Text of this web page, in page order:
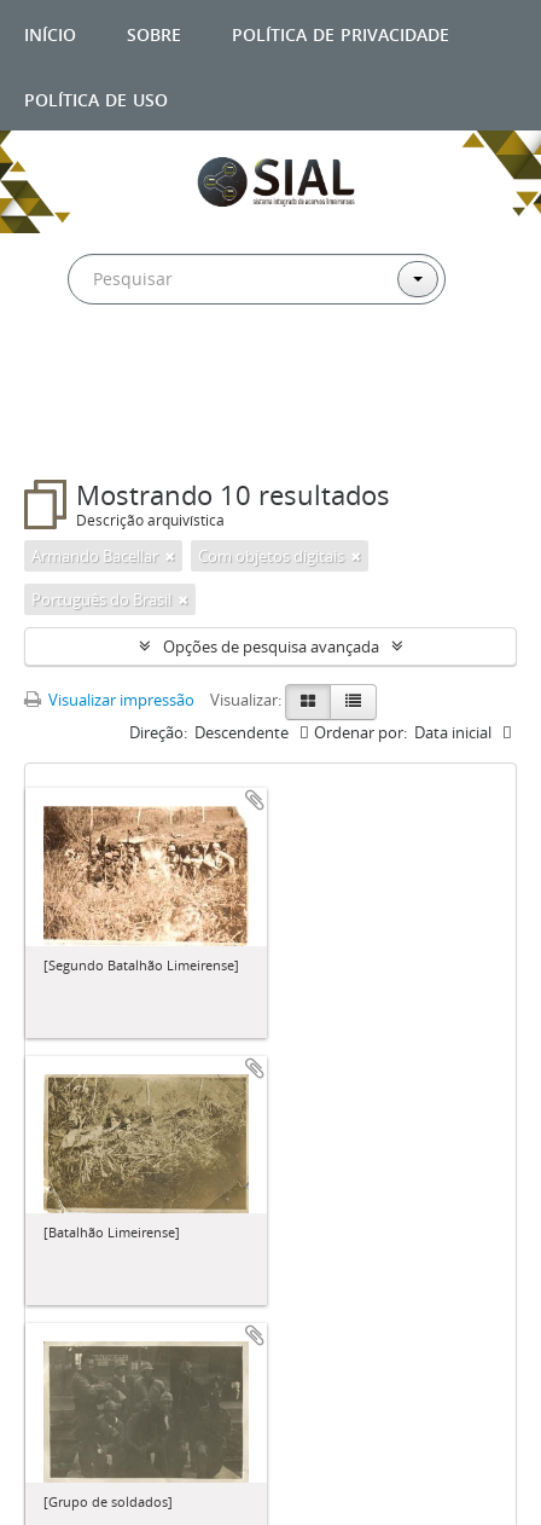
início sobre
política de privacidade
política de uso
Mostrando 10 resultados
Descrição arquivística
Armando Bacellar
Com objetos digitais
Português do Brasil
Opções de pesquisa avançada
Visualizar impressão
Visualizar:
Ordenar por: Data inicial
Direção: Descendente
[Segundo Batalhão Limeirense]
[Batalhão Limeirense]
[Grupo de soldados]